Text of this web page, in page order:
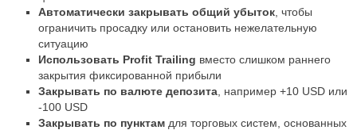
Автоматически закрывать общий убыток , чтобы
ограничить просадку или остановить нежелательную
ситуацию
Использовать Profit Trailing вместо слишком раннего
закрытия фиксированной прибыли
Закрывать по валюте депозита , например +10 USD или
-100 USD
Закрывать по пунктам для торговых систем, основанных